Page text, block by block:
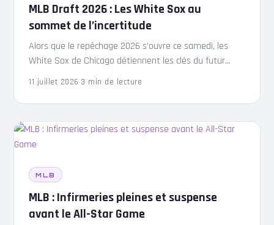
MLB Draft 2026 : Les White Sox au
sommet de l’incertitude
Alors que le repêchage 2026 s’ouvre ce samedi, les
White Sox de Chicago détiennent les clés du futur
avec le premier choix total. Analyse des enjeux.
11 juillet 2026·3 min de lecture
MLB
MLB : Infirmeries pleines et suspense
avant le All-Star Game